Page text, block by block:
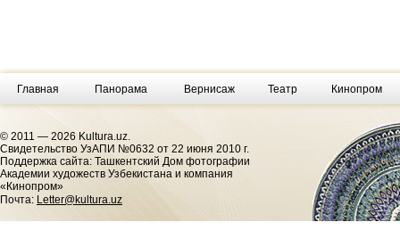
Главная Панорама Вернисаж Театр Кинопром
© 2011 — 2026 Kultura.uz.
Cвидетельство УзАПИ №0632 от 22 июня 2010 г.
Поддержка сайта: Ташкентский Дом фотографии
Академии художеств Узбекистана и компания
«Кинопром»
Почта: Letter@kultura.uz